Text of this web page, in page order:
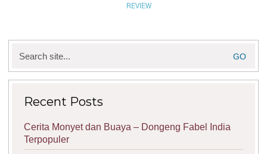
REVIEW
for:
Recent Posts
Cerita Monyet dan Buaya – Dongeng Fabel India
Terpopuler